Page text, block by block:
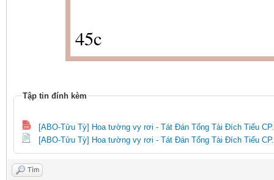
45c
Tập tin đính kèm
[ABO-Tửu Tỳ] Hoa tường vy rơi - Tát Đán Tổng Tài Đích Tiểu
[ABO-Tửu Tỳ] Hoa tường vy rơi - Tát Đán Tổng Tài Đích Tiểu
Tìm